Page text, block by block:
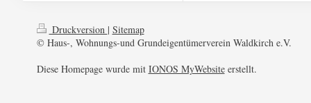
Druckversion | Sitemap
© Haus-, Wohnungs-und Grundeigentümerverein Waldkirch e.V.
Diese Homepage wurde mit IONOS MyWebsiteerstellt.